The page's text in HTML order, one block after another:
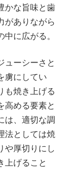
かな旨味と歯
がありながら
に広がる。
ューシーさと
虜にしてい
も焼き上げる
高める要素と
は、適切な調
法としては焼
や厚切りにし
上げること